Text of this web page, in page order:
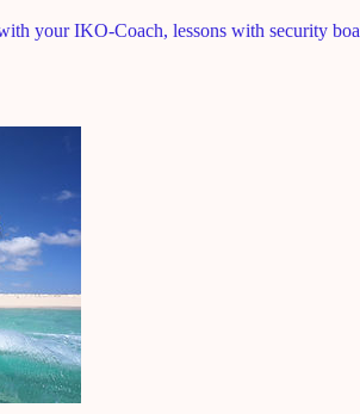
your IKO-Coach, lessons with security